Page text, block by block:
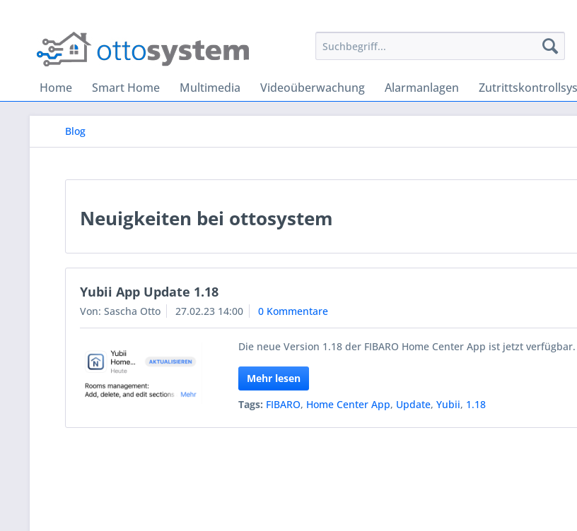
Home Smart Home Multimedia Videoüberwachung Alarmanlagen
Blog
Neuigkeiten bei ottosystem
Yubii App Update 1.18
Von: Sascha Otto 27.02.23 14:00 0 Kommentare
Die neue Version 1.18 der FIBARO Home Center App ist jetzt verfügbar.
Mehr lesen
Tags: FIBARO, Home Center App, Update,Yubii, 1.18